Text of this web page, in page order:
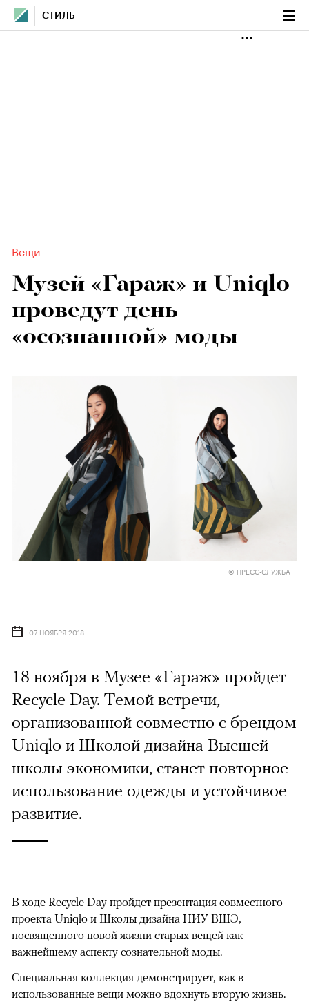
СТИЛЬ
Вещи
Музей «Гараж» и Uniqlo
проведут день
«осознанной» моды
© ПРЕСС-СЛУЖБА
07 НОЯБРЯ 2018
18 ноября в Музее «Гараж» пройдет
Recycle Day. Темой встречи,
организованной совместно с брендом
Uniqlo и Школой дизайна Высшей
школы экономики, станет повторное
использование одежды и устойчивое
развитие.
В ходе Recycle Day пройдет презентация совместного
проекта Uniqlo и Школы дизайна НИУ ВШЭ,
посвященного новой жизни старых вещей как
важнейшему аспекту сознательной моды.
Специальная коллекция демонстрирует, как в
использованные вещи можно вдохнуть вторую жизнь.